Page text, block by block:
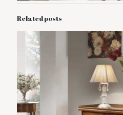
Related posts